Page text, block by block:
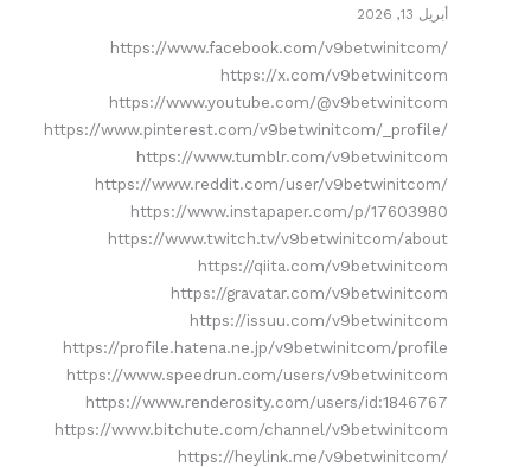
أبريل 13, 2026
https://www.facebook.com/v9betwinitcom/
https://x.com/v9betwinitcom
https://www.youtube.com/@v9betwinitcom
https://www.pinterest.com/v9betwinitcom/_profile/
https://www.tumblr.com/v9betwinitcom
https://www.reddit.com/user/v9betwinitcom/
https://www.instapaper.com/p/17603980
https://www.twitch.tv/v9betwinitcom/about
https://qiita.com/v9betwinitcom
https://gravatar.com/v9betwinitcom
https://issuu.com/v9betwinitcom
https://profile.hatena.ne.jp/v9betwinitcom/profile
https://www.speedrun.com/users/v9betwinitcom
https://www.renderosity.com/users/id:1846767
https://www.bitchute.com/channel/v9betwinitcom
https://heylink.me/v9betwinitcom/